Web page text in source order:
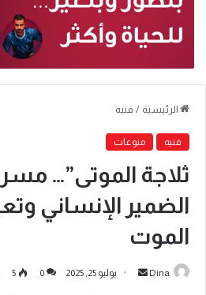
الرئيسية / فنيه
فنيه منوعات
ثلاجة الموتى”…
الضمير الإنساني
الموت
Dina يوليو 25, 2025 0
5